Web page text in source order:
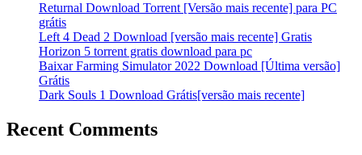
Returnal Download Torrent [Versão mais recente] para PC
grátis
Left 4 Dead 2 Download [versão mais recente] Gratis
Horizon 5 torrent gratis download para pc
Baixar Farming Simulator 2022 Download [Última versão]
Grátis
Dark Souls 1 Download Grátis[versão mais recente]
Recent Comments